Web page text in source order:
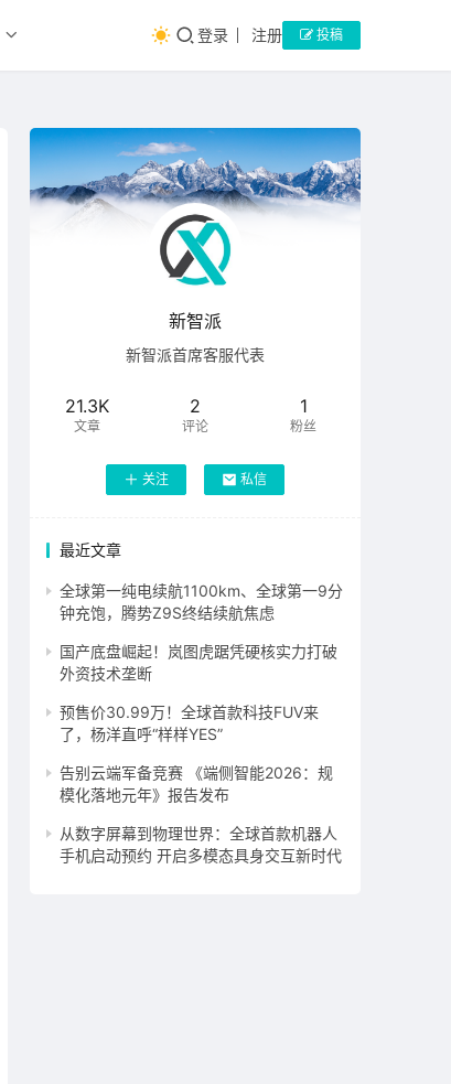
登录 注册 投稿
新智派
新智派首席客服代表
21.3K
文章
2
评论
1
粉丝
关注 私信
最近文章
全球第一纯电续航1100km、全球第一9分
钟充饱，腾势Z9S终结续航焦虑
国产底盘崛起！岚图虎踞凭硬核实力打破
外资技术垄断
预售价30.99万！全球首款科技FUV来
了，杨洋直呼“样样YES”
告别云端军备竞赛 《端侧智能2026：规
模化落地元年》报告发布
从数字屏幕到物理世界：全球首款机器人
手机启动预约 开启多模态具身交互新时代